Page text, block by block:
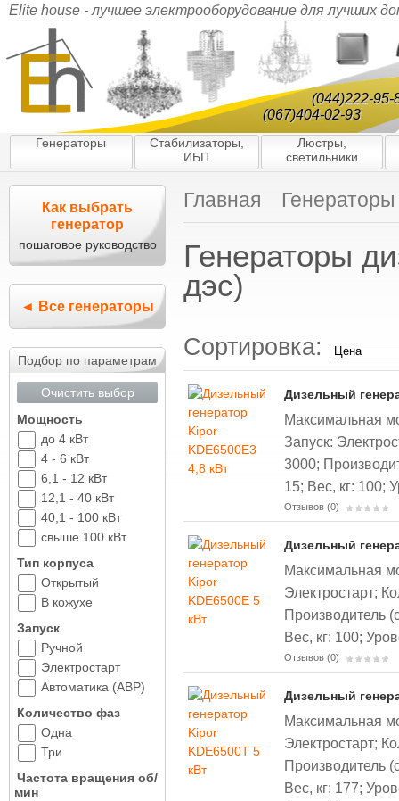
Elite house - лучшее электрооборудование для лучших
(044)222-95-
(067)404-02-93
Главная Генераторы
Генераторы
дэс)
Сортировка:
Дизельный
Максимальная
Запуск:
3000;
15; Вес, кг: 100;
Отзывов (0)
Дизельный
Максимальная
Электростарт;
Производитель
Вес, кг: 100;
Отзывов (0)
Дизельный
Максимальная
Электростарт;
Производитель
Вес, кг: 177;
Как выбрать
генератор
пошаговое руководство
◄ Все генераторы
Подбор по параметрам
Очистить выбор
Мощность
до 4 кВт
4 - 6 кВт
6,1 - 12 кВт
12,1 - 40 кВт
40,1 - 100 кВт
свыше 100 кВт
Тип корпуса
Открытый
В кожухе
Запуск
Ручной
Электростарт
Автоматика (АВР)
Количество фаз
Одна
Три
Частота вращения об/
мин
Генераторы
Стабилизаторы,
ИБП
Люстры,
светильники